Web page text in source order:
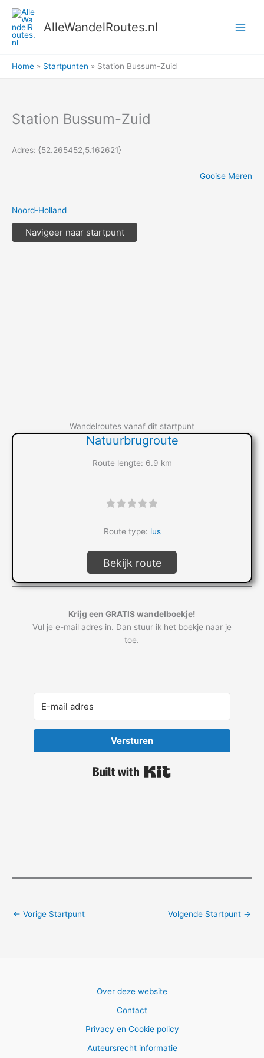
naar
inhoud
AlleWandelRoutes.nl
Home Startpunten Station Bussum-Zuid
Station Bussum-Zuid
Adres: {52.265452,5.162621}
Gooise Meren
Noord-Holland
Navigeer naar startpunt
Wandelroutes vanaf dit startpunt
Natuurbrugroute
Route lengte: 6.9 km
Route type: lus
Bekijk route
Krijg een GRATIS wandelboekje!
Vul je e-mail adres in. Dan stuur ik het boekje naar je
toe.
Versturen
← Vorige Startpunt Volgende Startpunt →
Over deze website
Contact
Privacy en Cookie policy
Auteursrecht informatie